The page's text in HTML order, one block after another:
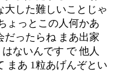
大した難しいことじゃ
ょっとこの人何かあ
だったらね まあ出家
ないんです で 他人
まあ 1粒あげんぞとい